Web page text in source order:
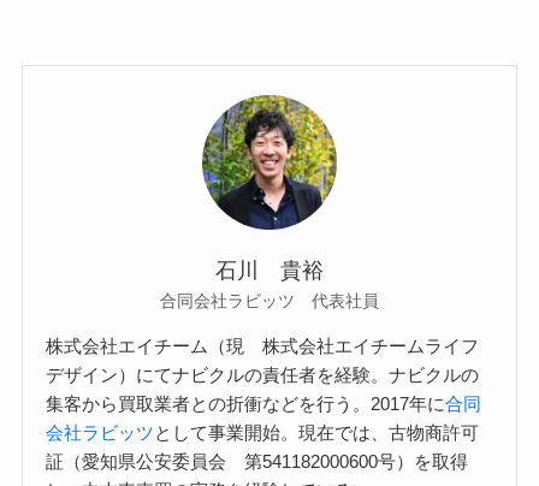
石川 貴裕
合同会社ラビッツ 代表社員
株式会社エイチーム（現 株式会社エイチームライフ
デザイン）にてナビクルの責任者を経験。ナビクルの
集客から買取業者との折衝などを行う。2017年に合同
会社ラビッツとして事業開始。現在では、古物商許可
証（愛知県公安委員会 第541182000600号）を取得